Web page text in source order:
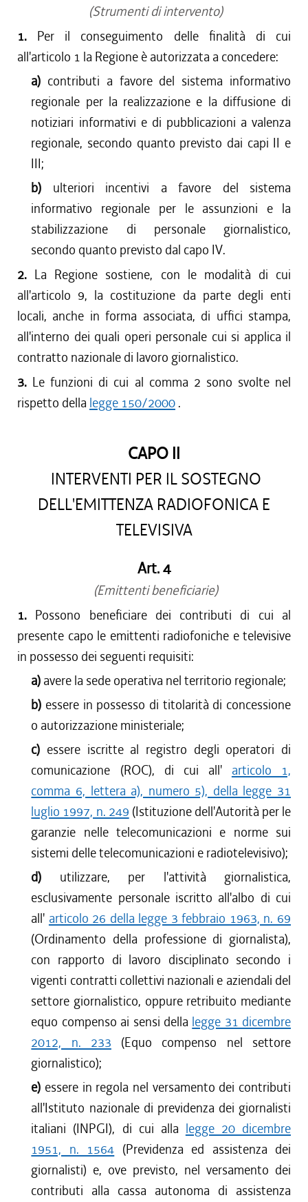
(Strumenti di intervento)
1. Per il conseguimento delle finalità di cui
all'articolo 1 la Regione è autorizzata a concedere:
a) contributi a favore del sistema informativo
regionale per la realizzazione e la diffusione di
notiziari informativi e di pubblicazioni a valenza
regionale, secondo quanto previsto dai capi II e
III;
b) ulteriori incentivi a favore del sistema
informativo regionale per le assunzioni e la
stabilizzazione di personale giornalistico,
secondo quanto previsto dal capo IV.
2. La Regione sostiene, con le modalità di cui
all'articolo 9, la costituzione da parte degli enti
locali, anche in forma associata, di uffici stampa,
all'interno dei quali operi personale cui si applica il
contratto nazionale di lavoro giornalistico.
3. Le funzioni di cui al comma 2 sono svolte nel
rispetto della legge 150/2000 .
CAPO II
INTERVENTI PER IL SOSTEGNO
DELL'EMITTENZA RADIOFONICA E
TELEVISIVA
Art. 4
(Emittenti beneficiarie)
1. Possono beneficiare dei contributi di cui al
presente capo le emittenti radiofoniche e televisive
in possesso dei seguenti requisiti:
a) avere la sede operativa nel territorio regionale;
b) essere in possesso di titolarità di concessione
o autorizzazione ministeriale;
c) essere iscritte al registro degli operatori di
comunicazione (ROC), di cui all' articolo 1,
comma 6, lettera a), numero 5), della legge 31
luglio 1997, n. 249 (Istituzione dell'Autorità per le
garanzie nelle telecomunicazioni e norme sui
sistemi delle telecomunicazioni e radiotelevisivo);
d) utilizzare, per l'attività giornalistica,
esclusivamente personale iscritto all'albo di cui
all' articolo 26 della legge 3 febbraio 1963, n. 69
(Ordinamento della professione di giornalista),
con rapporto di lavoro disciplinato secondo i
vigenti contratti collettivi nazionali e aziendali del
settore giornalistico, oppure retribuito mediante
equo compenso ai sensi della legge 31 dicembre
2012, n. 233 (Equo compenso nel settore
giornalistico);
e) essere in regola nel versamento dei contributi
all'Istituto nazionale di previdenza dei giornalisti
italiani (INPGI), di cui alla legge 20 dicembre
1951, n. 1564 (Previdenza ed assistenza dei
giornalisti) e, ove previsto, nel versamento dei
contributi alla cassa autonoma di assistenza